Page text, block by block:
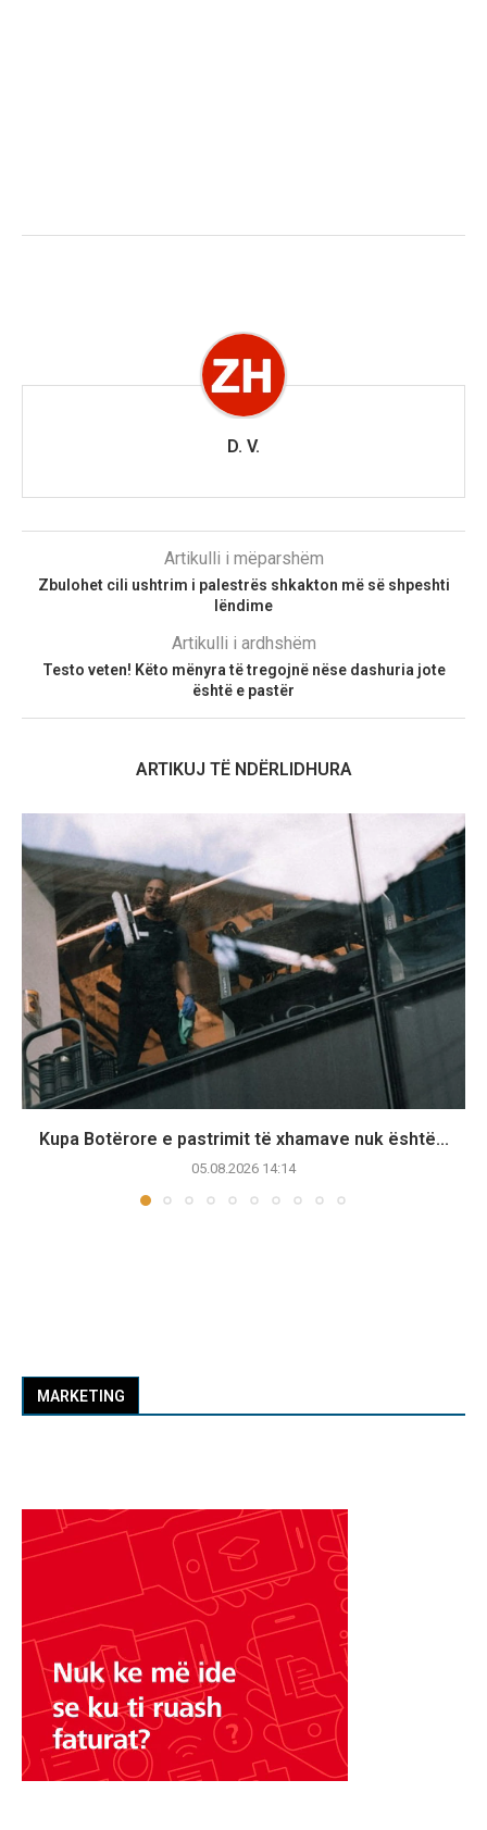
D. V.
Artikulli i mëparshëm
Zbulohet cili ushtrim i palestrës shkakton më së shpeshti
lëndime
Artikulli i ardhshëm
Testo veten! Këto mënyra të tregojnë nëse dashuria jote
është e pastër
ARTIKUJ TË NDËRLIDHURA
Kupa Botërore e pastrimit të xhamave nuk është...
05.08.2026 14:14
MARKETING